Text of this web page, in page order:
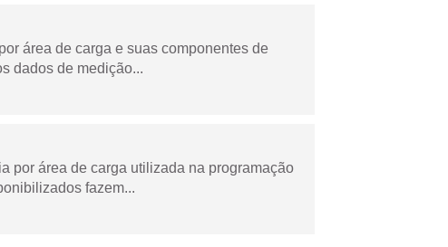
área de carga e suas componentes de
dados de medição...
por área de carga utilizada na programação
fazem...